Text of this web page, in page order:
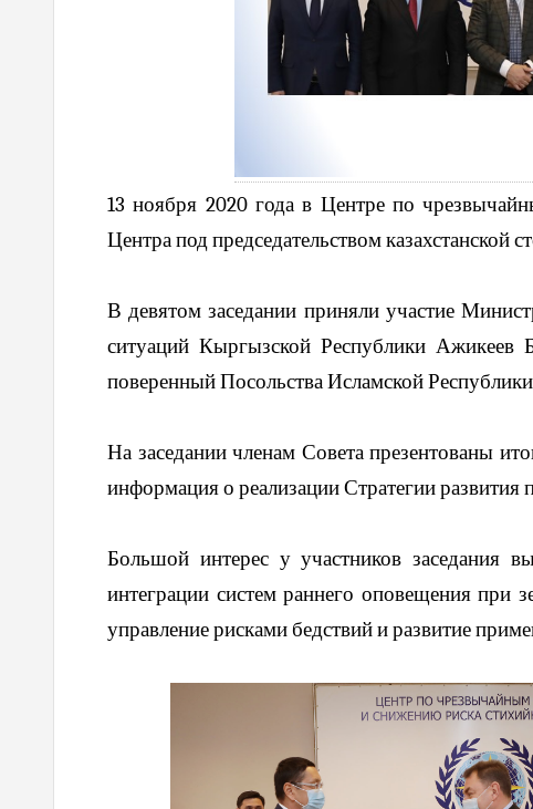
13 ноября 2020 года в Центре по
Центра под председательством казахстанской
В девятом заседании приняли участие
ситуаций Кыргызской Республики Ажикеев
поверенный Посольства Исламской
На заседании членам Совета презентованы
информация о реализации Стратегии развития
Большой интерес у участников заседания
интеграции систем раннего оповещения при
управление рисками бедствий и развитие